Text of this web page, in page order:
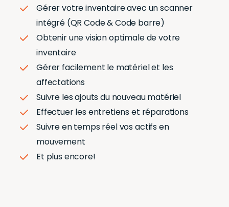
Gérer votre inventaire avec un scanner
intégré (QR Code&Code barre)
Obtenir une vision optimale de votre
inventaire
Gérer facilement le matériel et les
affectations
Suivre les ajouts du nouveau matériel
Effectuer les entretiens et réparations
Suivre entemps réelvos actifs en
mouvement
Et plus encore!